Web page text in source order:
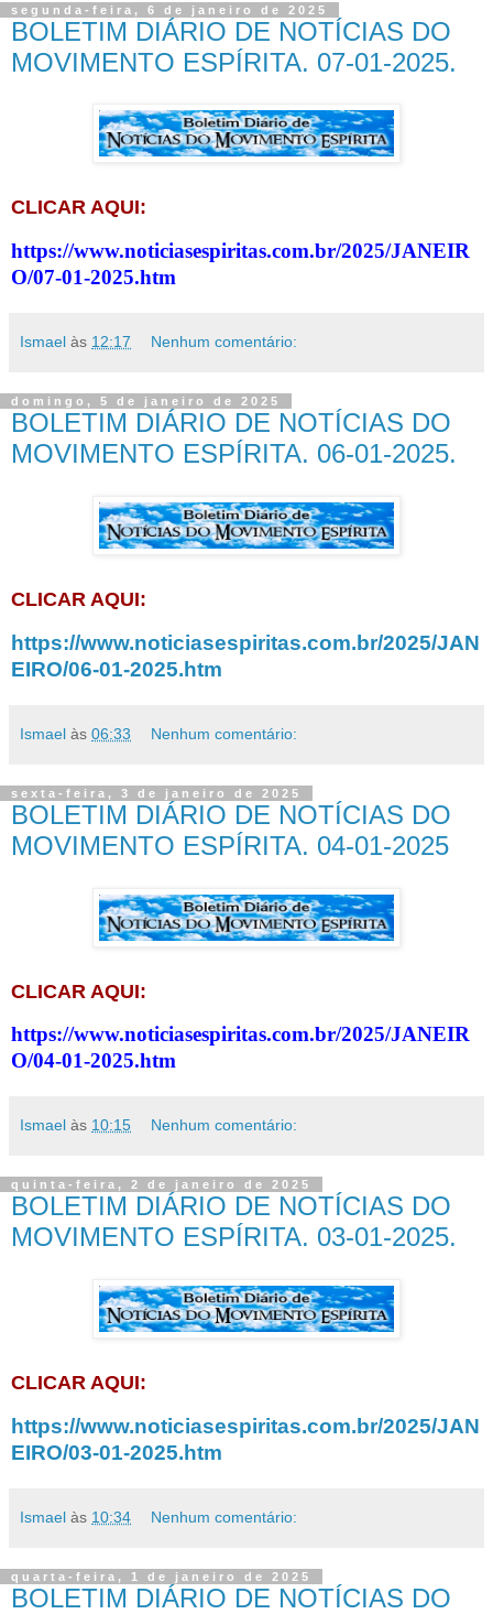
segunda-feira, 6 de janeiro de 2025
BOLETIM DIÁRIO DE NOTÍCIAS DO
MOVIMENTO ESPÍRITA. 07-01-2025.
CLICAR AQUI:
https://www.noticiasespiritas.com.br/2025/JANEIR
O/07-01-2025.htm
Ismael às 12:17 Nenhum comentário:
domingo, 5 de janeiro de 2025
BOLETIM DIÁRIO DE NOTÍCIAS DO
MOVIMENTO ESPÍRITA. 06-01-2025.
CLICAR AQUI:
https://www.noticiasespiritas.com.br/2025/JAN
EIRO/06-01-2025.htm
Ismael às 06:33 Nenhum comentário:
sexta-feira, 3 de janeiro de 2025
BOLETIM DIÁRIO DE NOTÍCIAS DO
MOVIMENTO ESPÍRITA. 04-01-2025
CLICAR AQUI:
https://www.noticiasespiritas.com.br/2025/JANEIR
O/04-01-2025.htm
Ismael às 10:15 Nenhum comentário:
quinta-feira, 2 de janeiro de 2025
BOLETIM DIÁRIO DE NOTÍCIAS DO
MOVIMENTO ESPÍRITA. 03-01-2025.
CLICAR AQUI:
https://www.noticiasespiritas.com.br/2025/JAN
EIRO/03-01-2025.htm
Ismael às 10:34 Nenhum comentário:
quarta-feira, 1 de janeiro de 2025
BOLETIM DIÁRIO DE NOTÍCIAS DO